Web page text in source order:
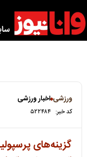
ورزشی اخبار ورزشی
کد خبر: ۵۲۲۴۸۴
گزینه‌های